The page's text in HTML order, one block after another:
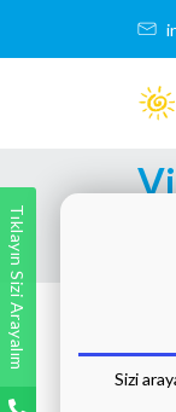
Tıklayın Sizi Arayalım
Sizi